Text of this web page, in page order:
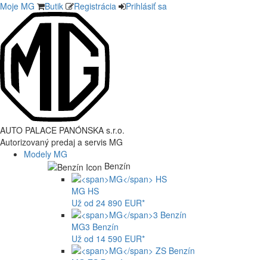
Moje MG Butik Registrácia Prihlásiť sa
AUTO PALACE PANÓNSKA s.r.o.
Autorizovaný predaj a servis MG
Modely MG
Benzín
MG HS
Už od 24 890 EUR*
MG3 Benzín
Už od 14 590 EUR*